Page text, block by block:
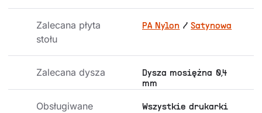
Zalecana płyta
stołu
PA Nylon /Satynowa
Zalecana dysza
Dysza mosiężna 0,4
mm
Obsługiwane
Wszystkie drukarki